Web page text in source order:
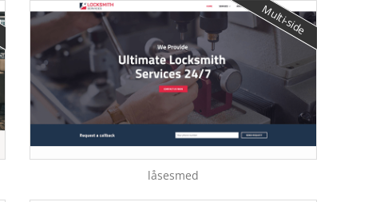
Multi-side
låsesmed